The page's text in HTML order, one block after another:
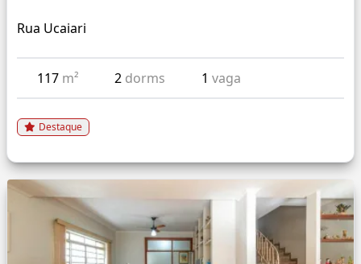
Rua Ucaiari
117 m² 2 dorms 1vaga
Destaque